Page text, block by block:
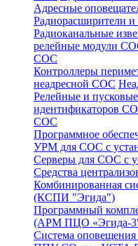
Адресные
Радиорасширители
Радиоканальные
релейные модули
СОС
Контроллеры
неадресной СОС
Релейные и
идентификаторов
СОС
Программное
УРМ для СОС с
Серверы для СОС с
Средства
Комбинированная
(КСПИ "Эгида")
Программный
(АРМ ПЦО «Эгида-
Система